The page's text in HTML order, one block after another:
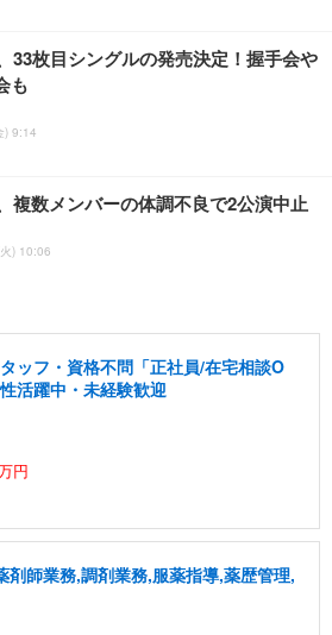
33枚目シングルの発売決定！握手会や
も
) 9:14
複数メンバーの体調不良で2公演中止
) 10:06
ッフ・資格不問「正社員/在宅相談O
活躍中・未経験歓迎
円
剤師業務,調剤業務,服薬指導,薬歴管理,